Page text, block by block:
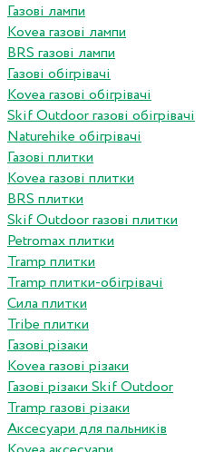
Газові лампи
Kovea газові лампи
BRS газові лампи
Газові обігрівачі
Kovea газові обігрівачі
Skif Outdoor газові обігрівачі
Naturehike обігрівачі
Газові плитки
Kovea газові плитки
BRS плитки
Skif Outdoor газові плитки
Petromax плитки
Tramp плитки
Tramp плитки-обігрівачі
Сила плитки
Tribe плитки
Газові різаки
Kovea газові різаки
Газові різаки Skif Outdoor
Tramp газові різаки
Аксесуари для пальників